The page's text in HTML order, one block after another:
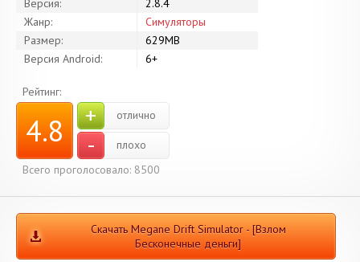
Версия:
2.8.4
Жанр:
Симуляторы
Размер:
629MB
Версия Android:
6+
Рейтинг:
4.8 + отлично
-
плохо
Всего проголосовало: 8500
Скачать Megane Drift Simulator - [Взлом
Бесконечные деньги]